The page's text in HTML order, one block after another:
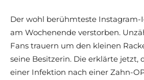
Der wohl berühmteste Instagram-
am Wochenende verstorben.
Fans trauern um den kleinen
seine Besitzerin. Die erklärte jetzt,
einer Infektion nach einer Zahn-